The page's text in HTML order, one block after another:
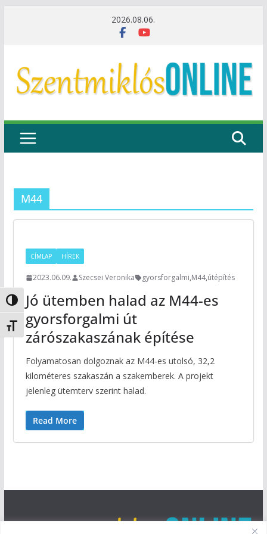
Nagy kontraszt váltása
Betűméret váltása
2026.08.06.
M44
CÍMLAP HÍREK
2023.06.09. Szecsei Veronika gyorsforgalmi,M44,útépítés
Jó ütemben halad az M44-es
gyorsforgalmi út
zárószakaszának építése
Folyamatosan dolgoznak az M44-es utolsó, 32,2
kilométeres szakaszán a szakemberek. A projekt
jelenleg ütemterv szerint halad.
Read More